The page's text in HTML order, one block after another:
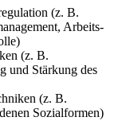
(z. B.
Arbeits-
(z. B.
und Stärkung des
(z. B.
Sozialformen)